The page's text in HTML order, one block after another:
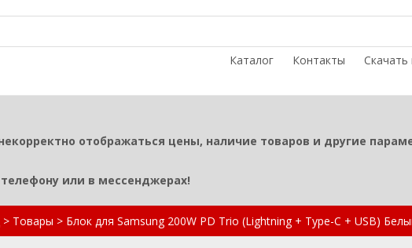
Каталог
Контакты Скачать
отображаться цены, наличие товаров и другие
или в мессенджерах!
> Товары > Блок для Samsung 200W PD Trio (Lightning + Type-C + USB)